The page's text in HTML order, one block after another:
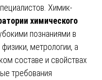
Химик-
химического
познаниями в
метрологии, а
составе и свойствах
требования